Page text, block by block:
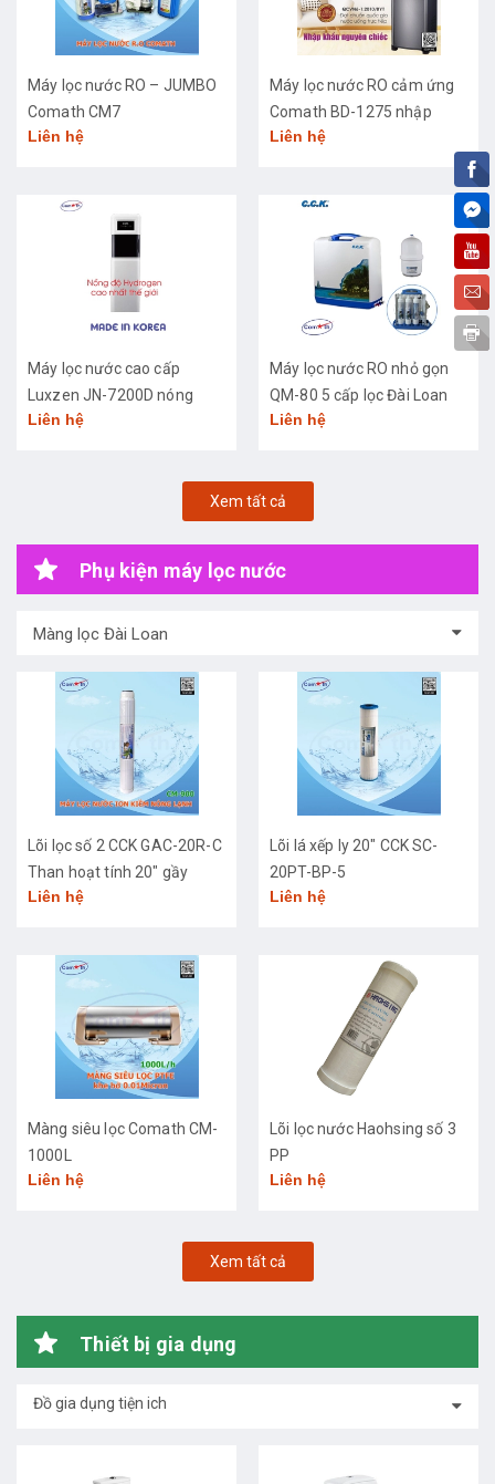
Máy lọc nước RO – JUMBO
Comath CM7
Liên hệ
Máy lọc nước RO cảm ứng
Comath BD-1275 nhập
khẩu cao cấp
Liên hệ
Máy lọc nước cao cấp
Luxzen JN-7200D nóng
lạnh
Liên hệ
Máy lọc nước RO nhỏ gọn
QM-80 5 cấp lọc Đài Loan
Liên hệ
Xem tất cả
Phụ kiện máy lọc nước
Màng lọc Đài Loan
Lõi lọc số 2 CCK GAC-20R-C
Than hoạt tính 20" gầy
Liên hệ
Lõi lá xếp ly 20" CCK SC-
20PT-BP-5
Liên hệ
Màng siêu lọc Comath CM-
1000L
Liên hệ
Lõi lọc nước Haohsing số 3
PP
Liên hệ
Xem tất cả
Thiết bị gia dụng
Đồ gia dụng tiện ich